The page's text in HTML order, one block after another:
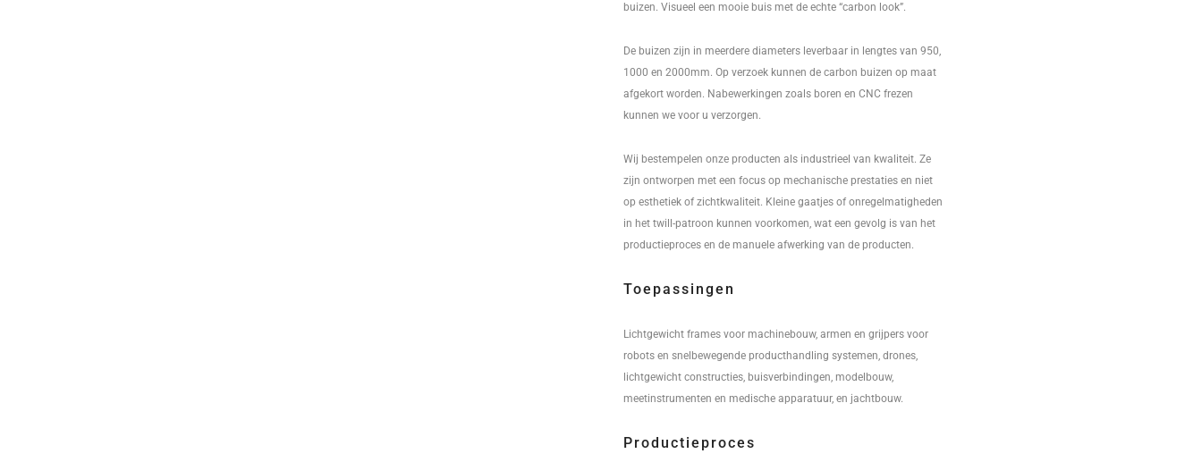
buizen. Visueel een mooie buis met de echte “carbon look”.
De buizen zijn in meerdere diameters leverbaar in lengtes van 950,
1000 en 2000mm. Op verzoek kunnen de carbon buizen op maat
afgekort worden. Nabewerkingen zoals boren en CNC frezen
kunnen we voor u verzorgen.
Wij bestempelen onze producten als industrieel van kwaliteit. Ze
zijn ontworpen met een focus op mechanische prestaties en niet
op esthetiek of zichtkwaliteit. Kleine gaatjes of onregelmatigheden
in het twill-patroon kunnen voorkomen, wat een gevolg is van het
productieproces en de manuele afwerking van de producten.
Toepassingen
Lichtgewicht frames voor machinebouw, armen en grijpers voor
robots en snelbewegende producthandling systemen, drones,
lichtgewicht constructies, buisverbindingen, modelbouw,
meetinstrumenten en medische apparatuur, en jachtbouw.
Productieproces